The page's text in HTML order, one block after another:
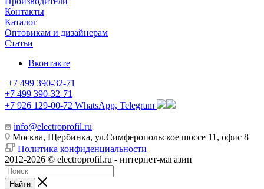
Контакты
Каталог
Оптовикам и дизайнерам
Статьи
Вконтакте
+7 499 390-32-71
+7 499 390-32-71
+7 926 129-00-72 WhatsApp, Telegram
info@electroprofil.ru
Москва, Щербинка, ул.Симферопольское шоссе 11, офис 8
Политика конфиденциальности
2012-2026 © electroprofil.ru - интернет-магазин
Найти